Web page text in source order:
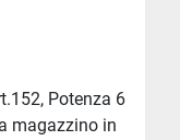
Potenza 6
magazzino in